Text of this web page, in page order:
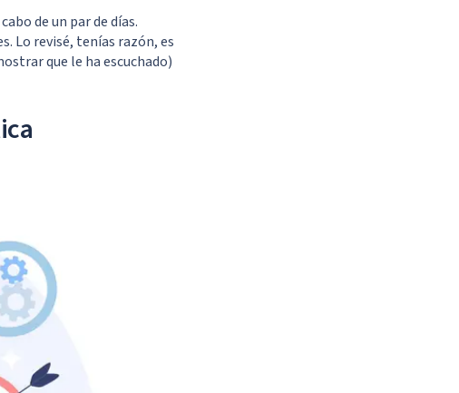
de un par de días.
Lo revisé, tenías razón, es
que le ha escuchado)